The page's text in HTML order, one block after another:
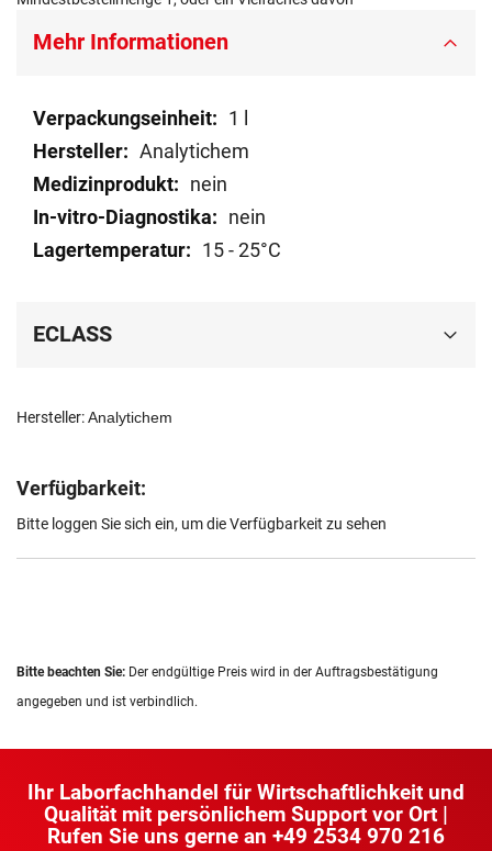
Hersteller:Analytichem
Verfügbarkeit:
Bitte loggen Sie sich ein, um die Verfügbarkeit zu sehen
Mehr Informationen
Mehr
Informationen
1 l
Analytichem
nein
nein
15 - 25°C
ECLASS
Bitte beachten Sie: Der endgültige Preis wird in der Auftragsbestätigung
angegeben und ist verbindlich.
Ihr Laborfachhandel für Wirtschaftlichkeit und
Qualität mit persönlichem Support vor Ort |
Rufen Sie uns gerne an +49 2534 970 216